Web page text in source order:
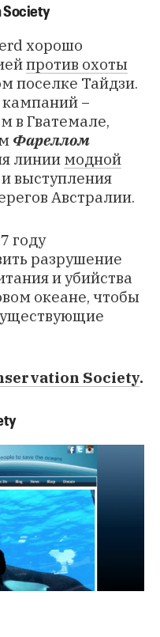
Society
хорошо
против охоты
поселке Тайдзи.
−
в Гватемале,
Фареллом
линии модной
и выступления
Австралии.
году
разрушение
и убийства
океане, чтобы
Society.